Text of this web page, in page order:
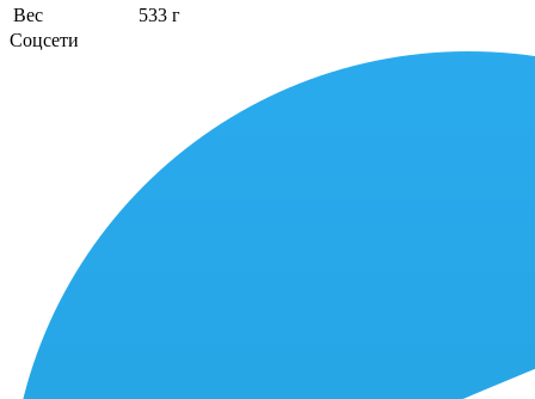
Вес
533 г
Соцсети